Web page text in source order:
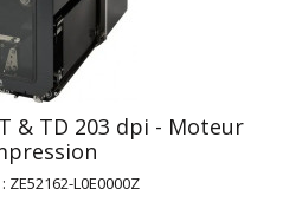
& TD 203 dpi - Moteur
L0E0000Z